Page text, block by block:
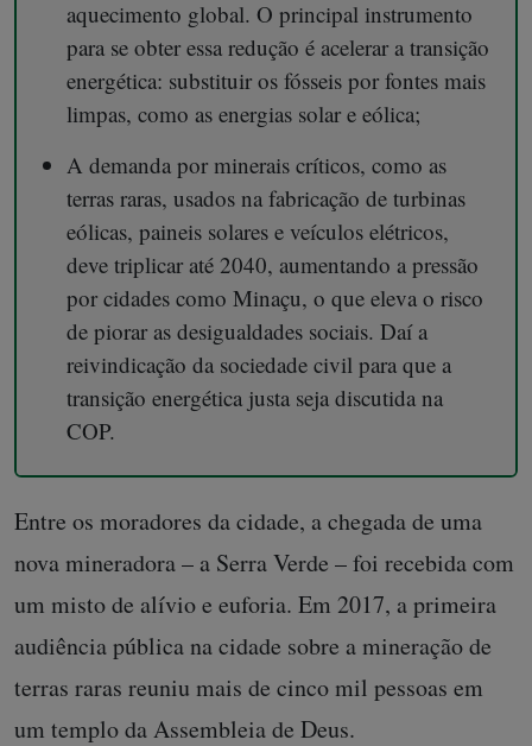
aquecimento global. O principal instrumento
para se obter essa redução é acelerar a transição
energética: substituir os fósseis por fontes mais
limpas, como as energias solar e eólica;
A demanda por minerais críticos, como as
terras raras, usados na fabricação de turbinas
eólicas, paineis solares e veículos elétricos,
deve triplicar até 2040, aumentando a pressão
por cidades como Minaçu, o que eleva o risco
de piorar as desigualdades sociais. Daí a
reivindicação da sociedade civil para que a
transição energética justa seja discutida na
COP.
Entre os moradores da cidade, a chegada de uma
nova mineradora – a Serra Verde – foi recebida com
um misto de alívio e euforia. Em 2017, a primeira
audiência pública na cidade sobre a mineração de
terras raras reuniu mais de cinco mil pessoas em
um templo da Assembleia de Deus.